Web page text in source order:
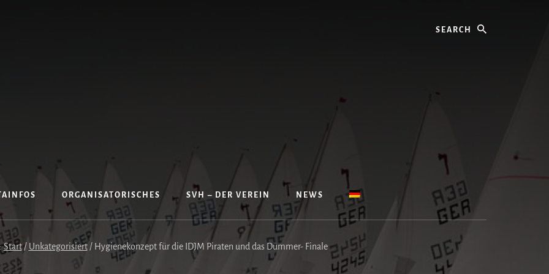
ORGANISATORISCHES SVH – DER VEREIN NEWS
Start/ Unkategorisiert /Hygienekonzept für die IDJM Piraten und das Dümmer- Finale